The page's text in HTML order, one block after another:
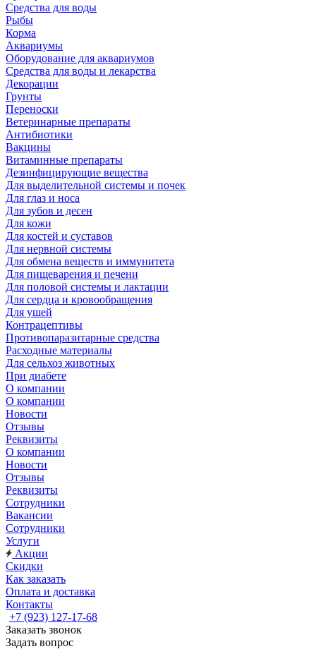
Средства для воды
Рыбы
Корма
Аквариумы
Оборудование для аквариумов
Средства для воды и лекарства
Декорации
Грунты
Переноски
Ветеринарные препараты
Антибиотики
Вакцины
Витаминные препараты
Дезинфицирующие вещества
Для выделительной системы и почек
Для глаз и носа
Для зубов и десен
Для кожи
Для костей и суставов
Для нервной системы
Для обмена веществ и иммунитета
Для пищеварения и печени
Для половой системы и лактации
Для сердца и кровообращения
Для ушей
Контрацептивы
Противопаразитарные средства
Расходные материалы
Для сельхоз животных
При диабете
О компании
О компании
Новости
Отзывы
Реквизиты
О компании
Новости
Отзывы
Реквизиты
Сотрудники
Вакансии
Сотрудники
Услуги
Акции
Скидки
Как заказать
Оплата и доставка
Контакты
+7 (923) 127-17-68
Заказать звонок
Задать вопрос